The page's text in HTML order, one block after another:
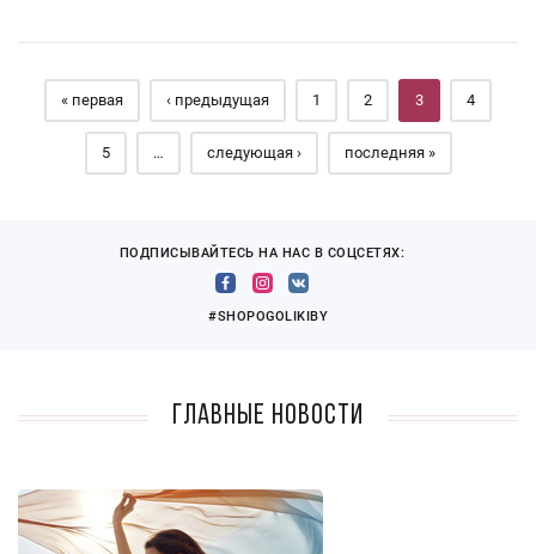
Страницы
« первая ‹ предыдущая 1 2 3 4
5 … следующая › последняя »
ПОДПИСЫВАЙТЕСЬ НА НАС В СОЦСЕТЯХ:
#SHOPOGOLIKIBY
Главные новости